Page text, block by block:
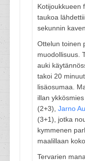
Kotijoukkueen
taukoa
sekunnin
Ottelun toinen
muodollisuus.
auki
takoi 20
lisäosumaa.
illan ykkösmies
(2+3), Jarno
(3+1), jotka
kymmenen
maalillaan
Tervarien